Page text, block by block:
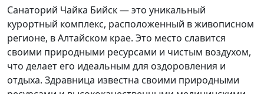
Санаторий Чайка Бийск — это уникальный
курортный комплекс, расположенный в живописном
регионе, в Алтайском крае. Это место славится
своими природными ресурсами и чистым воздухом,
что делает его идеальным для оздоровления и
отдыха. Здравница известна своими природными